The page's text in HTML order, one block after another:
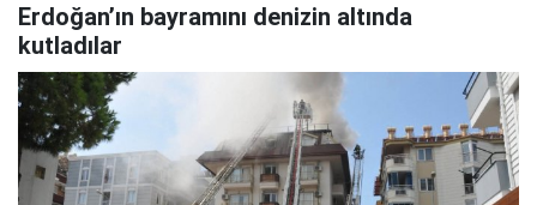
Erdoğan’ın bayramını denizin altında
kutladılar